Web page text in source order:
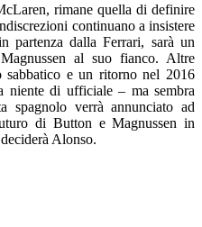
rimane quella di definire
continuano a insistere
partenza dalla Ferrari, sarà un
al suo fianco. Altre
sabbatico e un ritorno nel 2016
niente di ufficiale – ma sembra
verrà annunciato ad
di Button e Magnussen in
Alonso.